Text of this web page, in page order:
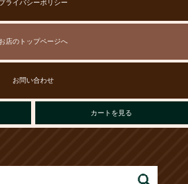
プライバシーポリシー
お店のトップページへ
お問い合わせ
カートを見る